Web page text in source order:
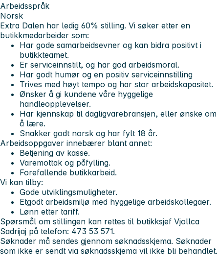
Arbeidsspråk
Norsk
Extra Dalen har ledig 60% stilling. Vi søker etter en
butikkmedarbeider som:
Har gode samarbeidsevner og kan bidra positivt i
butikkteamet.
Er serviceinnstilt, og har god arbeidsmoral.
Har godt humør og en positiv serviceinnstilling
Trives med høyt tempo og har stor arbeidskapasitet.
Ønsker å gi kundene våre hyggelige
handleopplevelser.
Har kjennskap til dagligvarebransjen, eller ønske om
å lære.
Snakker godt norsk og har fylt 18 år.
Arbeidsoppgaver innebærer blant annet:
Betjening av kasse.
Varemottak og påfylling.
Forefallende butikkarbeid.
Vi kan tilby:
Gode utviklingsmuligheter.
Etgodt arbeidsmiljø med hyggelige arbeidskollegaer.
Lønn etter tariff.
Spørsmål om stillingen kan rettes til butikksjef Vjollca
Sadrijaj på telefon: 473 53 571.
Søknader må sendes gjennom søknadsskjema. Søknader
som ikke er sendt via søknadsskjema vil ikke bli behandlet.